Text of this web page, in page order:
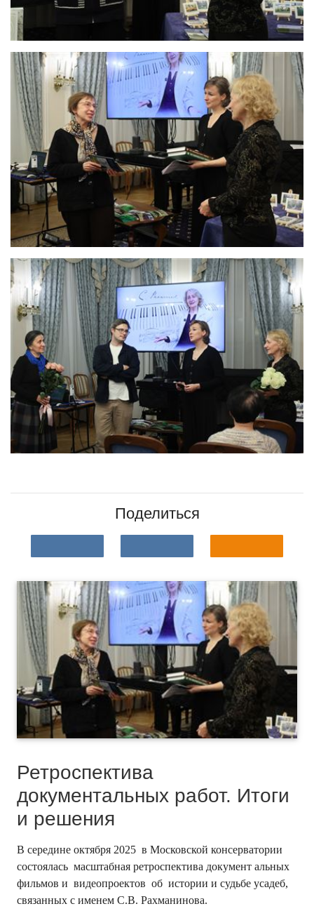
Поделиться
Ретроспектива
документальных работ. Итоги
и решения
В середине октября 2025 в Московской консерватории
состоялась масштабная ретроспектива документ альных
фильмов и видеопроектов об истории и судьбе усадеб,
связанных с именем С.В. Рахманинова.